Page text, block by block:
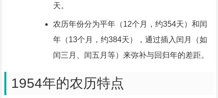
天。
农历年份分为平年（12个月，约354天）和闰
年（13个月，约384天），通过插入闰月（如
闰三月、闰五月等）来弥补与回归年的差距。
1954年的农历特点